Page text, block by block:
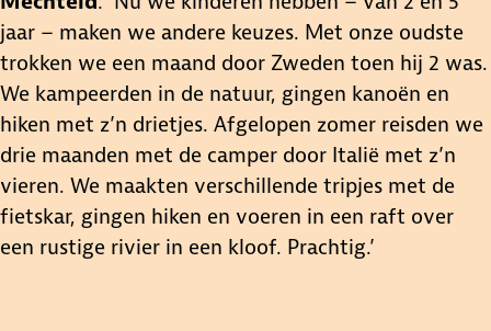
jaar – maken we andere keuzes. Met onze oudste
trokken we een maand door Zweden toen hij 2 was.
We kampeerden in de natuur, gingen kanoën en
hiken met z’n drietjes. Afgelopen zomer reisden we
drie maanden met de camper door Italië met z’n
vieren. We maakten verschillende tripjes met de
fietskar, gingen hiken en voeren in een raft over
een rustige rivier in een kloof. Prachtig.’